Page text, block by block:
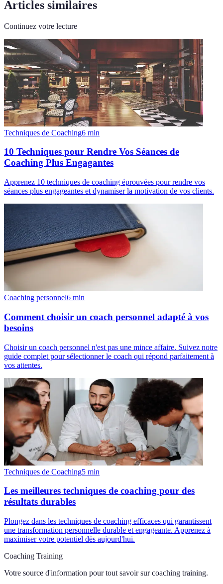
Articles similaires
Continuez votre lecture
Techniques de Coaching6 min
10 Techniques pour Rendre Vos Séances de
Coaching Plus Engagantes
Apprenez 10 techniques de coaching éprouvées pour rendre vos
séances plus engageantes et dynamiser la motivation de vos clients.
Coaching personnel6 min
Comment choisir un coach personnel adapté à vos
besoins
Choisir un coach personnel n'est pas une mince affaire. Suivez notre
guide complet pour sélectionner le coach qui répond parfaitement à
vos attentes.
Techniques de Coaching5 min
Les meilleures techniques de coaching pour des
résultats durables
Plongez dans les techniques de coaching efficaces qui garantissent
une transformation personnelle durable et engageante. Apprenez à
maximiser votre potentiel dès aujourd'hui.
Coaching Training
Votre source d'information pour tout savoir sur coaching training.